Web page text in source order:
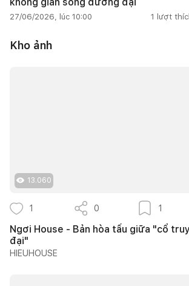
27/06/2026, lúc 10:00 1 lượt
Kho ảnh
13.060
1 0 1
Ngơi House - Bản hòa tấu giữa "cổ
đại"
HIEUHOUSE